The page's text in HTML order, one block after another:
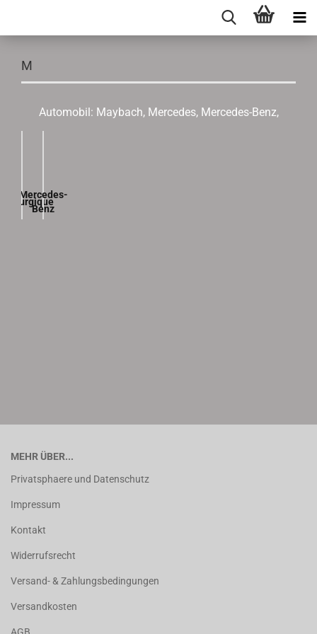
M
Automobil: Maybach, Mercedes, Mercedes-Benz,
Mercedes-
Benz
MEHR ÜBER...
Privatsphaere und Datenschutz
Impressum
Kontakt
Widerrufsrecht
Versand- & Zahlungsbedingungen
Versandkosten